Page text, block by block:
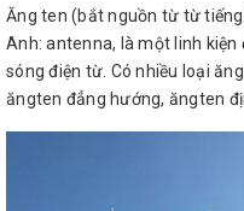
Ăng ten (bắt nguồn từ từ
Anh: antenna, là một linh
sóng điện từ. Có nhiều loại
ăngten đẳng hướng, ăngten